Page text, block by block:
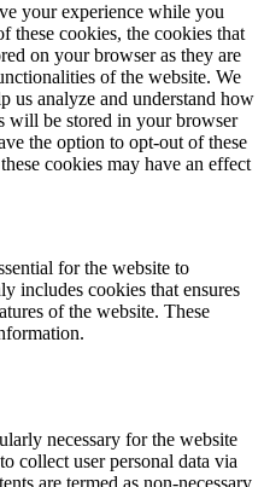
your experience while you
these cookies, the cookies that
on your browser as they are
of the website. We
us analyze and understand how
will be stored in your browser
the option to opt-out of these
cookies may have an effect
for the website to
includes cookies that ensures
of the website. These
necessary for the website
collect user personal data via